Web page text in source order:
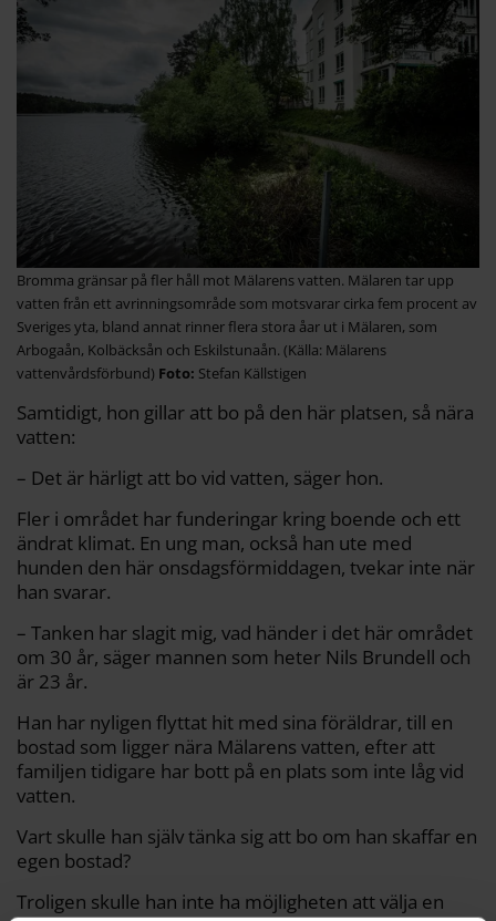
Bromma gränsar på fler håll mot Mälarens vatten. Mälaren tar upp
vatten från ett avrinningsområde som motsvarar cirka fem procent av
Sveriges yta, bland annat rinner flera stora åar ut i Mälaren, som
Arbogaån, Kolbäcksån och Eskilstunaån. (Källa: Mälarens
vattenvårdsförbund)
Stefan Källstigen
Samtidigt, hon gillar att bo på den här platsen, så nära
vatten:
– Det är härligt att bo vid vatten, säger hon.
Fler i området har funderingar kring boende och ett
ändrat klimat. En ung man, också han ute med
hunden den här onsdagsförmiddagen, tvekar inte när
han svarar.
– Tanken har slagit mig, vad händer i det här området
om 30 år, säger mannen som heter Nils Brundell och
är 23 år.
Han har nyligen flyttat hit med sina föräldrar, till en
bostad som ligger nära Mälarens vatten, efter att
familjen tidigare har bott på en plats som inte låg vid
vatten.
Vart skulle han själv tänka sig att bo om han skaffar en
egen bostad?
Troligen skulle han inte ha möjligheten att välja en